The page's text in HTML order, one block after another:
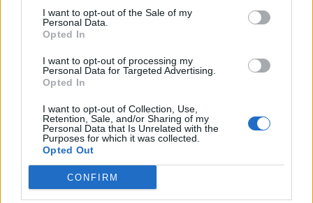
I want to opt-out of the Sale of my
Personal Data.
Opted In
I want to opt-out of processing my
Personal Data for Targeted Advertising.
Opted In
I want to opt-out of Collection, Use,
Retention, Sale, and/or Sharing of my
Personal Data that Is Unrelated with the
Purposes for which it was collected.
Opted Out
CONFIRM
Αυγούστου
υπαλλήλων της
Πυροσβεστικής…
ΠΥΡΟΣΒΕΣΤΙΚΉ
Πολύ υψηλός
κίνδυνος πυρκαγιάς
για τις περιφέρειες
Νοτίου και Βορείου
ΠΥΡΟΣΒΕΣΤΙΚΉ
Αστεροσκοπείο